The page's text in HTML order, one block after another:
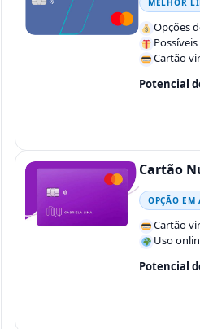
MELHOR
Opções
Cartão
Potencial
Cartão
OPÇÃO EM
Cartão
Uso
Potencial